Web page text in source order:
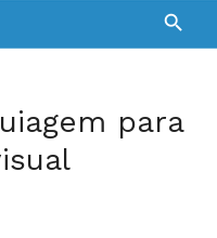
para